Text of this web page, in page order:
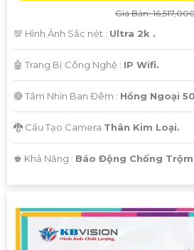
Giá Bán:
💯 Hình Ảnh Sắc nét : Ultra 2k .
🤖️ Trang Bị Công Nghệ : IP Wifi.
🔴 Tầm Nhìn Ban Đêm : Hồng Ngoại
🐉️ Cấu Tạo Camera Thân Kim Loại.
️♚ Khả Năng : Báo Động Chống Trộm